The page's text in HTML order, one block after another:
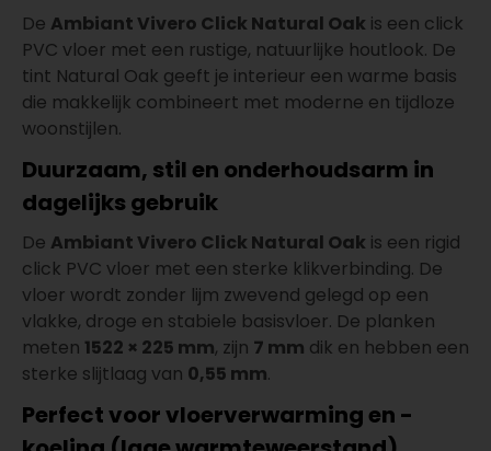
De Ambiant Vivero Click Natural Oak is een click
PVC vloer met een rustige, natuurlijke houtlook. De
tint Natural Oak geeft je interieur een warme basis
die makkelijk combineert met moderne en tijdloze
woonstijlen.
Duurzaam, stil en onderhoudsarm in
dagelijks gebruik
De Ambiant Vivero Click Natural Oak is een rigid
click PVC vloer met een sterke klikverbinding. De
vloer wordt zonder lijm zwevend gelegd op een
vlakke, droge en stabiele basisvloer. De planken
meten 1522 × 225 mm, zijn 7 mm dik en hebben een
sterke slijtlaag van 0,55 mm.
Perfect voor vloerverwarming en -